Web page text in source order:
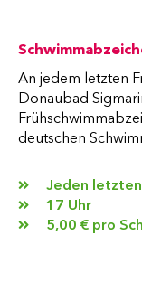
An jedem letzten
Donaubad
deutschen
Jeden
17 Uhr
5,00 € pro